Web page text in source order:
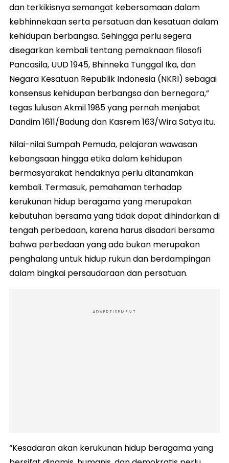
dan terkikisnya semangat kebersamaan dalam
kebhinnekaan serta persatuan dan kesatuan dalam
kehidupan berbangsa. Sehingga perlu segera
disegarkan kembali tentang pemaknaan filosofi
Pancasila, UUD 1945, Bhinneka Tunggal Ika, dan
Negara Kesatuan Republik Indonesia (NKRI) sebagai
konsensus kehidupan berbangsa dan bernegara,”
tegas lulusan Akmil 1985 yang pernah menjabat
Dandim 1611/Badung dan Kasrem 163/Wira Satya itu.
Nilai-nilai Sumpah Pemuda, pelajaran wawasan
kebangsaan hingga etika dalam kehidupan
bermasyarakat hendaknya perlu ditanamkan
kembali. Termasuk, pemahaman terhadap
kerukunan hidup beragama yang merupakan
kebutuhan bersama yang tidak dapat dihindarkan di
tengah perbedaan, karena harus disadari bersama
bahwa perbedaan yang ada bukan merupakan
penghalang untuk hidup rukun dan berdampingan
dalam bingkai persaudaraan dan persatuan.
ADVERTISEMENT
“Kesadaran akan kerukunan hidup beragama yang